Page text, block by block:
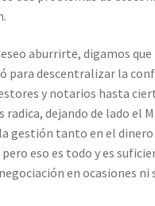
aburrirte, digamos
para descentralizar la
y notarios hasta
radica, dejando de lado
gestión tanto en el
eso es todo y es
en ocasiones